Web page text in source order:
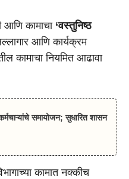
आणि कामाचा ‘वस्तुनिष्ठ
आणि कार्यक्रम
कामाचा नियमित आढावा
समायोजन; सुधारित शासन
कामात नक्कीच